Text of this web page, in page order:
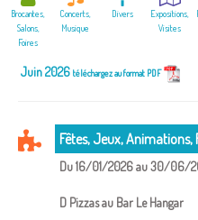
Brocantes,
Salons,
Foires
Concerts,
Musique
Divers
Expositions,
Visites
Juin 2026 téléchargez au format PDF
Fêtes, Jeux, Animations,
Du 16/01/2026 au 30/06/
D Pizzas au Bar Le Hangar